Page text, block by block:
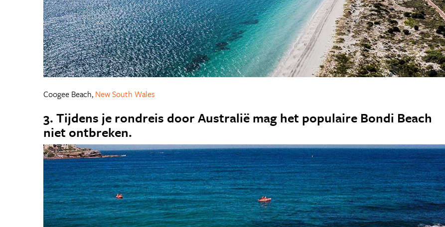
Coogee Beach, New South Wales
3. Tijdens je rondreis door Australië mag het populaire Bondi Beach
niet ontbreken.